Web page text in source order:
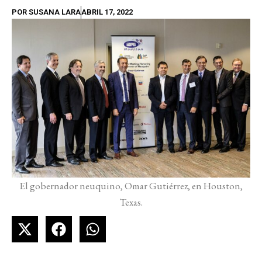
POR SUSANA LARAABRIL 17, 2022
El gobernador neuquino, Omar Gutiérrez, en Houston,
Texas.